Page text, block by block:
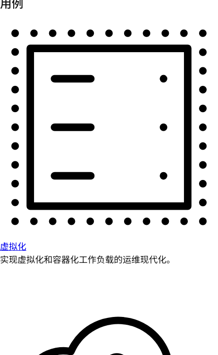
虚拟化
实现虚拟化和容器化工作负载的运维现代化。